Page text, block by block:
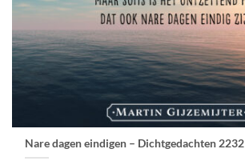
Nare dagen eindigen – Dichtgedachten 2232